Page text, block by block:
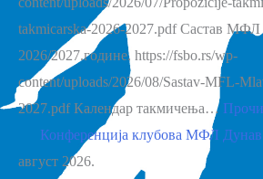
takmicarska-2026-2027.pdf Састав
2026/2027.године. https://fsbo.rs/wp-
content/uploads/2026/08/Sastav-MFL-
2027.pdf Календар такмичења…
Конференција клубова МФЛ Дунав
август 2026.